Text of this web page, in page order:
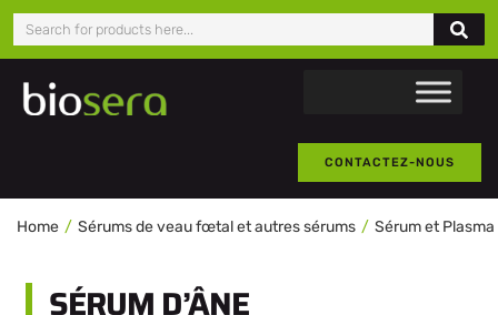
CONTACTEZ-NOUS
Home Sérums de veau fœtal et autres sérums Sérum et
SÉRUM D’ÂNE